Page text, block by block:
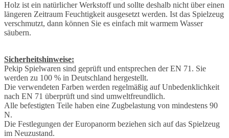
Holz ist ein natürlicher Werkstoff und sollte deshalb nicht über einen
längeren Zeitraum Feuchtigkeit ausgesetzt werden. Ist das Spielzeug
verschmutzt, dann können Sie es einfach mit warmem Wasser
säubern.
Sicherheitshinweise:
Pekip Spielwaren sind geprüft und entsprechen der EN 71. Sie
werden zu 100 % in Deutschland hergestellt.
Die verwendeten Farben werden regelmäßig auf Unbedenklichkeit
nach EN 71 überprüft und sind umweltfreundlich.
Alle befestigten Teile haben eine Zugbelastung von mindestens 90
N.
Die Festlegungen der Europanorm beziehen sich auf das Spielzeug
im Neuzustand.